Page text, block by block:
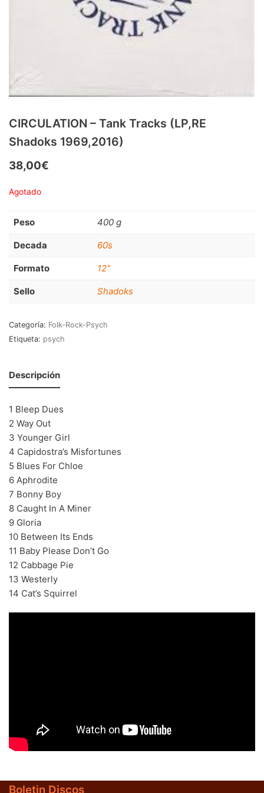
RnB-Soul-Latin(286)
(123)
En oferta (149)
30s
40s
50s
70s (1174)
80s (155)
90s (80)
Formato
12"(2508)
7"
10"(21)
(49)
BLACK SUGAR – Black Sugar II (LP,GF,180g,RE Discos
Monterey 1974,2023) (BLACK/GREEN)
CIRCULATION – Tank Tracks (LP,RE
Shadoks 1969,2016)
38,00€
Agotado
Peso 400 g
Decada 60s
Formato 12"
Sello Shadoks
Categoría: Folk-Rock-Psych
Etiqueta: psych
Descripción
1 Bleep Dues
2 Way Out
3 Younger Girl
4 Capidostra’s Misfortunes
5 Blues For Chloe
6 Aphrodite
7 Bonny Boy
8 Caught In A Miner
9 Gloria
10 Between Its Ends
11 Baby Please Don’t Go
12 Cabbage Pie
13 Westerly
14 Cat’s Squirrel
Boletin Discos